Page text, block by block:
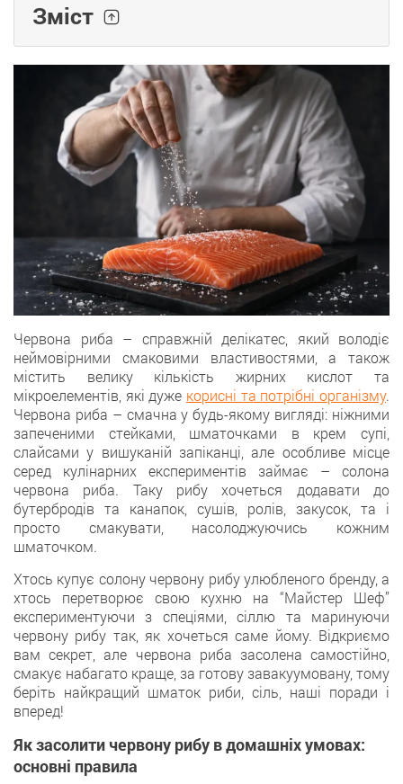
Зміст
Червона риба – справжній делікатес, який володіє
неймовірними смаковими властивостями, а також
містить велику кількість жирних кислот та
мікроелементів, які дуже корисні та потрібні організму.
Червона риба – смачна у будь-якому вигляді: ніжними
запеченими стейками, шматочками в крем супі,
слайсами у вишуканій запіканці, але особливе місце
серед кулінарних експериментів займає – солона
червона риба. Таку рибу хочеться додавати до
бутербродів та канапок, сушів, ролів, закусок, та і
просто смакувати, насолоджуючись кожним
шматочком.
Хтось купує солону червону рибу улюбленого бренду, а
хтось перетворює свою кухню на “Майстер Шеф”
експериментуючи з спеціями, сіллю та маринуючи
червону рибу так, як хочеться саме йому. Відкриємо
вам секрет, але червона риба засолена самостійно,
смакує набагато краще, за готову завакуумовану, тому
беріть найкращий шматок риби, сіль, наші поради і
вперед!
Як засолити червону рибу в домашніх умовах:
основні правила